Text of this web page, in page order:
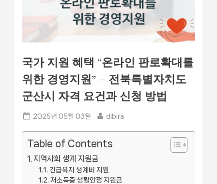
국가 지원 혜택 “온라인 판로확대를
위한 경영지원” – 전북특별자치도
군산시 자격 요건과 신청 방법
Posted
2025년 05월 03일 By
dibira
Table of Contents
지역사회 생계 지원금
긴급복지 생계비 지원
저소득층 생활안정 지원금